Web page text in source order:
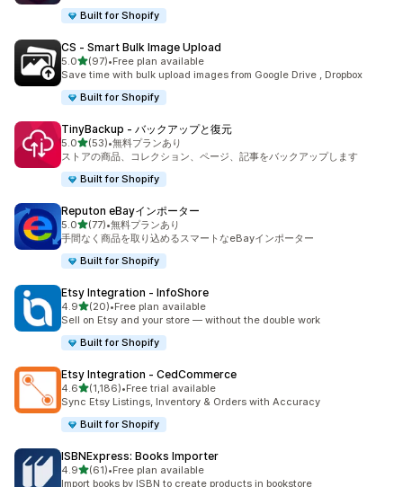
Built for Shopify
CS ‑ Smart Bulk Image Upload
5.05つ星中
(97)
合計レビュー数：97件
•Free plan available
Save time with bulk upload images from Google Drive , Dropbox
Built for Shopify
TinyBackup ‑ バックアップと復元
5.05つ星中
(53)
合計レビュー数：53件
•無料プランあり
ストアの商品、コレクション、ページ、記事をバックアップします
Built for Shopify
Reputon eBayインポーター
5.05つ星中
(77)
合計レビュー数：77件
•無料プランあり
手間なく商品を取り込めるスマートなeBayインポーター
Built for Shopify
Etsy Integration ‑ InfoShore
4.95つ星中
(20)
合計レビュー数：20件
•Free plan available
Sell on Etsy and your store — without the double work
Built for Shopify
Etsy Integration ‑ CedCommerce
4.65つ星中
(1,186)
合計レビュー数：1186件
•Free trial available
Sync Etsy Listings, Inventory & Orders with Accuracy
Built for Shopify
ISBNExpress: Books Importer
4.95つ星中
(61)
合計レビュー数：61件
•Free plan available
Import books by ISBN to create products in bookstore